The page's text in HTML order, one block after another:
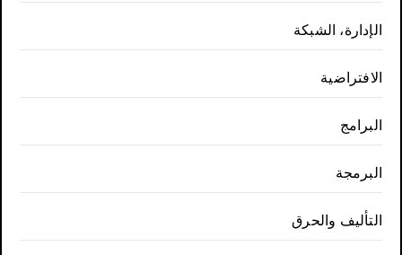
الإدارة، الشبكة
الافتراضية
البرامج
البرمجة
التأليف والحرق